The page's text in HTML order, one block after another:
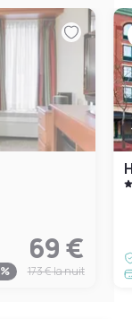
69 €
% 173 €la nuit